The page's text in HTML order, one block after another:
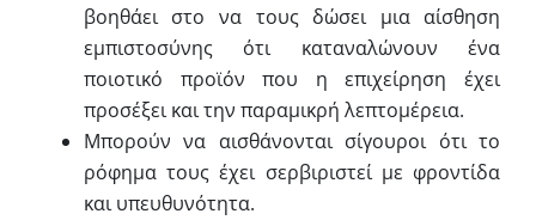
βοηθάει στο να τους δώσει μια αίσθηση
εμπιστοσύνης ότι καταναλώνουν ένα
ποιοτικό προϊόν που η επιχείρηση έχει
προσέξει και την παραμικρή λεπτομέρεια.
Μπορούν να αισθάνονται σίγουροι ότι το
ρόφημα τους έχει σερβιριστεί με φροντίδα
και υπευθυνότητα.